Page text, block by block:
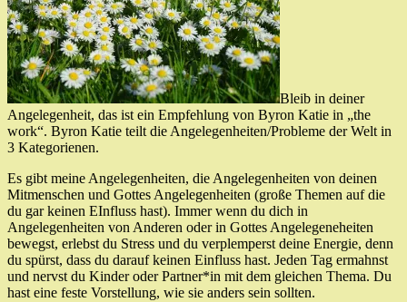
Bleib in deiner
Angelegenheit, das ist ein Empfehlung von Byron Katie in „the
work“. Byron Katie teilt die Angelegenheiten/Probleme der Welt in
3 Kategorienen.
Es gibt meine Angelegenheiten, die Angelegenheiten von deinen
Mitmenschen und Gottes Angelegenheiten (große Themen auf die
du gar keinen EInfluss hast). Immer wenn du dich in
Angelegenheiten von Anderen oder in Gottes Angelegeneheiten
bewegst, erlebst du Stress und du verplemperst deine Energie, denn
du spürst, dass du darauf keinen Einfluss hast. Jeden Tag ermahnst
und nervst du Kinder oder Partner*in mit dem gleichen Thema. Du
hast eine feste Vorstellung, wie sie anders sein sollten.